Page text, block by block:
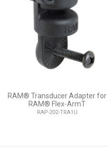
RAM® Transducer Adapter for
RAM® Flex-ArmT
RAP-202-TRA1U